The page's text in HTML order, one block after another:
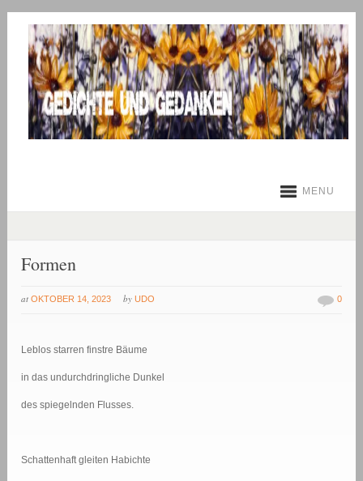
MENU
Formen
at OKTOBER 14, 2023 by UDO 0
Leblos starren finstre Bäume
in das undurchdringliche Dunkel
des spiegelnden Flusses.
Schattenhaft gleiten Habichte